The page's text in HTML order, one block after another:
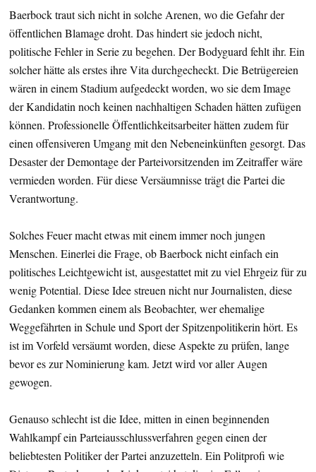
Baerbock traut sich nicht in solche Arenen, wo die Gefahr der
öffentlichen Blamage droht. Das hindert sie jedoch nicht,
politische Fehler in Serie zu begehen. Der Bodyguard fehlt ihr. Ein
solcher hätte als erstes ihre Vita durchgecheckt. Die Betrügereien
wären in einem Stadium aufgedeckt worden, wo sie dem Image
der Kandidatin noch keinen nachhaltigen Schaden hätten zufügen
können. Professionelle Öffentlichkeitsarbeiter hätten zudem für
einen offensiveren Umgang mit den Nebeneinkünften gesorgt. Das
Desaster der Demontage der Parteivorsitzenden im Zeitraffer wäre
vermieden worden. Für diese Versäumnisse trägt die Partei die
Verantwortung.
Solches Feuer macht etwas mit einem immer noch jungen
Menschen. Einerlei die Frage, ob Baerbock nicht einfach ein
politisches Leichtgewicht ist, ausgestattet mit zu viel Ehrgeiz für zu
wenig Potential. Diese Idee streuen nicht nur Journalisten, diese
Gedanken kommen einem als Beobachter, wer ehemalige
Weggefährten in Schule und Sport der Spitzenpolitikerin hört. Es
ist im Vorfeld versäumt worden, diese Aspekte zu prüfen, lange
bevor es zur Nominierung kam. Jetzt wird vor aller Augen
gewogen.
Genauso schlecht ist die Idee, mitten in einen beginnenden
Wahlkampf ein Parteiausschlussverfahren gegen einen der
beliebtesten Politiker der Partei anzuzetteln. Ein Politprofi wie